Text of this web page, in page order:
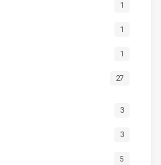
1
1
1
27
3
3
5